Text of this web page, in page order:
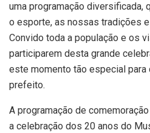
uma programação diversificada,
o esporte, as nossas tradições
Convido toda a população e os
participarem desta grande
este momento tão especial para
prefeito.
A programação de
a celebração dos 20 anos do